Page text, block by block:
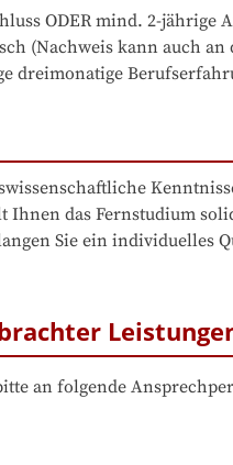
dreimonatige
das Fernstudium
Sie ein
an folgende